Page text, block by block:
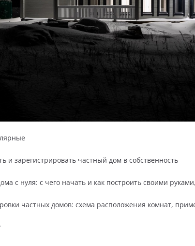
и зарегистрировать частный дом в собственность
с нуля: с чего начать и как построить своими
частных домов: схема расположения комнат,